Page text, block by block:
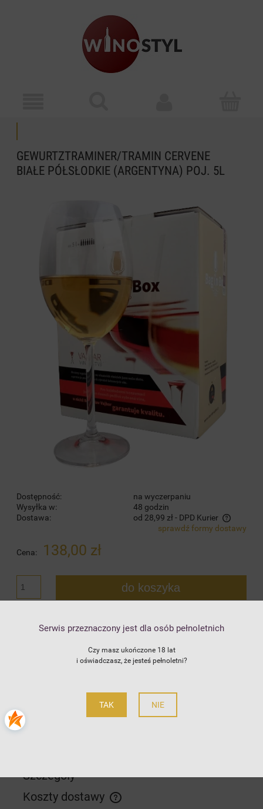
Serwis przeznaczony jest dla osób pełnoletnich
Czy masz ukończone 18 lat
i oświadczasz, że jesteś pełnoletni?
TAK NIE
GEWURTZTRAMINER/TRAMIN CERVENE
BIAŁE PÓŁSŁODKIE (ARGENTYNA) POJ. 5L
Dostępność:
na wyczerpaniu
Wysyłka w:
48 godzin
Dostawa:
od 28,99 zł- DPD Kurier
Cena nie zawiera ewentualnych kosztów płatnościsprawdź formy dostawy
Cena: 138,00 zł
do koszyka
zapytaj o produkt
Szczegóły
Koszty dostawy
Cena nie zawiera ewentualnych kosztów płatności